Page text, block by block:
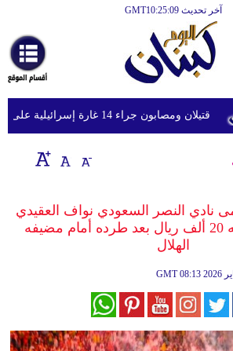
آخر تحديث GMT10:25:09
أخبارعاجلة
رياضة
ثقافة
إقتصاد
وموسيقى
سياحة
قتيلان ومصابون جراء 14 غارة إسرائيلية على شرق وجنوب لبنان
نادي النصر السعودي نواف العقيدي
مباراتين وتغريمه 20 ألف ريال بعد طرده أمام مضيفه
الهلال
GMT